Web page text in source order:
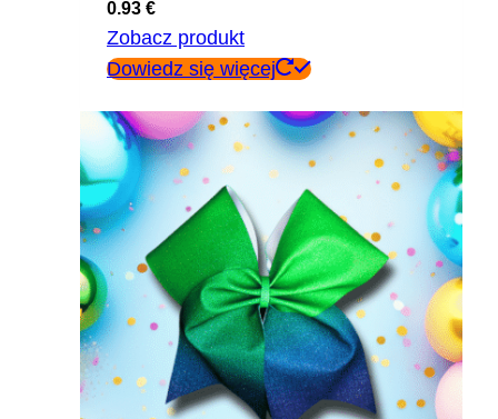
0.93 €
Zobacz produkt
Dowiedz się więcej